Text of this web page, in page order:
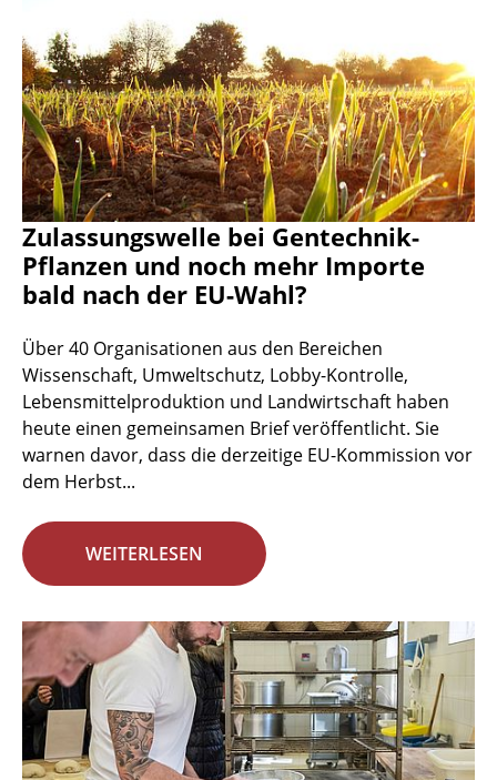
Zulassungswelle bei Gentechnik-
Pflanzen und noch mehr Importe
bald nach der EU-Wahl?
Über 40 Organisationen aus den Bereichen
Wissenschaft, Umweltschutz, Lobby-Kontrolle,
Lebensmittelproduktion und Landwirtschaft haben
heute einen gemeinsamen Brief veröffentlicht. Sie
warnen davor, dass die derzeitige EU-Kommission vor
dem Herbst...
WEITERLESEN